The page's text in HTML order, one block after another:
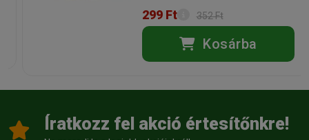
Vectra® Felis Rácsepegtető oldat
Státusz:Raktáron
Egységár:
2 763.33 Ft / db
Törékeny:Nem
299 Ft 352 Ft
Kosárba
Íratkozz fel akció értesítőnkre!